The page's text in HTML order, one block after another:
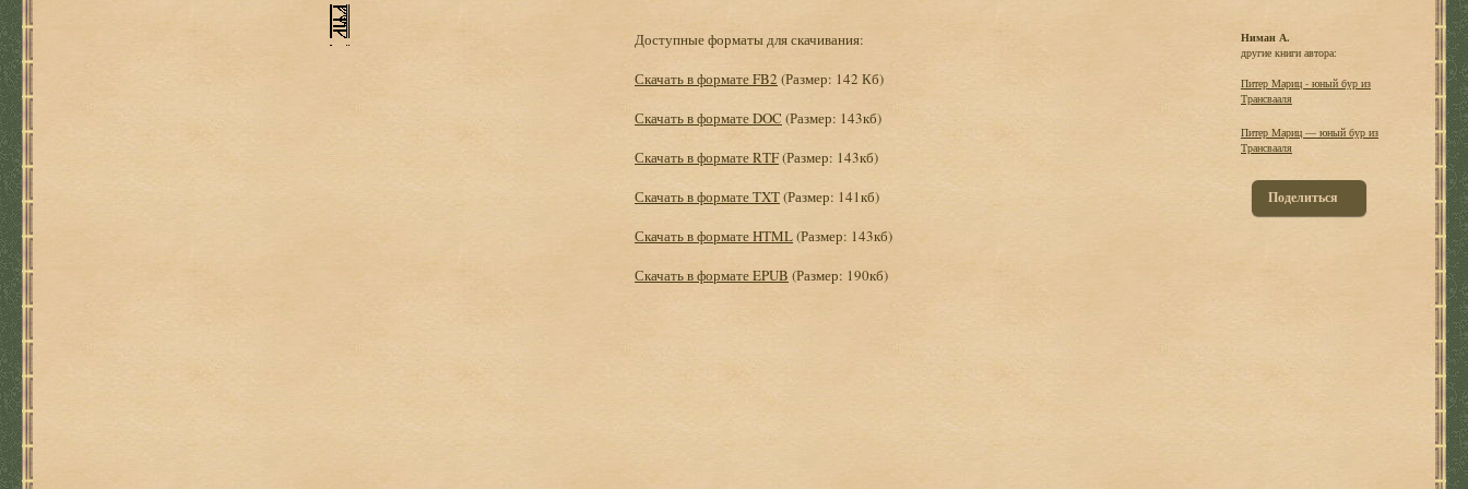
Доступные форматы для скачивания:
Скачать в формате FB2 (Размер: 142 Кб)
Скачать в формате DOC (Размер: 143кб)
Скачать в формате RTF(Размер: 143кб)
Скачать в формате TXT(Размер: 141кб)
Скачать в формате HTML(Размер: 143кб)
Скачать в формате EPUB (Размер: 190кб)
Ниман А.
другие книги автора:
Питер Мариц - юный бур из
Трансвааля
Питер Мариц — юный бур из
Трансвааля
Поделиться